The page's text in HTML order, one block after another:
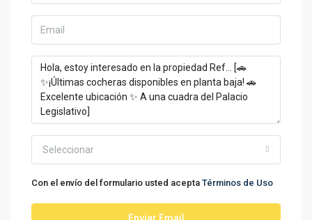
Seleccionar
Con el envío del formulario usted acepta Términos de Uso